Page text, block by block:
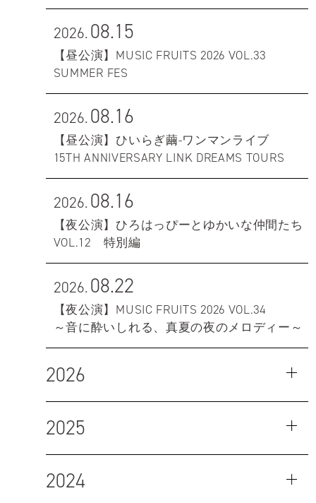
2026.08.15
【昼公演】MUSIC FRUITS 2026 VOL.33
SUMMER FES
2026.08.16
【昼公演】ひいらぎ繭-ワンマンライブ
15TH ANNIVERSARY LINK DREAMS TOURS
2026.08.16
【夜公演】ひろはっぴーとゆかいな仲間たち
VOL.12 特別編
2026.08.22
【夜公演】MUSIC FRUITS 2026 VOL.34
～音に酔いしれる、真夏の夜のメロディー～
2026
2025
2024